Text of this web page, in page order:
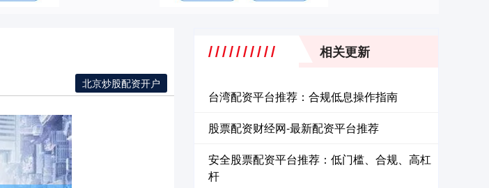
北京炒股配资开户
相关更新
台湾配资平台推荐：合规低息操作指南
股票配资财经网-最新配资平台推荐
安全股票配资平台推荐：低门槛、合规、高杠
杆